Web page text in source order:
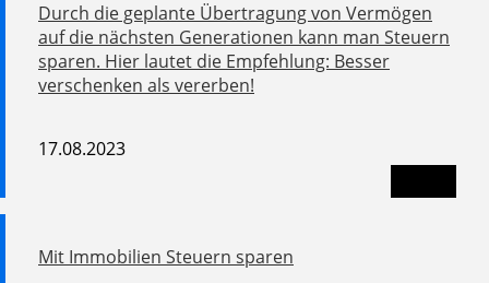
Durch die geplante Übertragung von Vermögen
auf die nächsten Generationen kann man Steuern
sparen. Hier lautet die Empfehlung: Besser
verschenken als vererben!
17.08.2023
Mit Immobilien Steuern sparen